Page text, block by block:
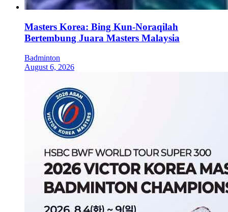
Masters Korea: Bing Kun-Noraqilah
Bertembung Juara Masters Malaysia
Badminton
August 6, 2026